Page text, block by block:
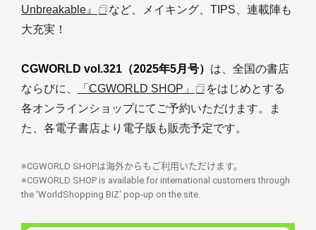
Unbreakable』
など、メイキング、TIPS、連載陣も
大充実！
CGWORLD vol.321（2025年5月号） は、全国の書店
ならびに、
「CGWORLD SHOP」
をはじめとする
各オンラインショップにてご予約いただけます。ま
た、各電子書店より電子版も販売予定です。
※CGWORLD SHOPは海外からもご利用いただけます。
※CGWORLD SHOP is available for international customers through
the 'WorldShopping BIZ' pop-up on the site.